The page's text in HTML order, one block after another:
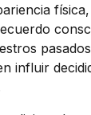
influir